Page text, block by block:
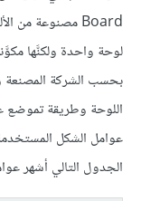
لوحة واحدة ولكنَّها
بحسب الشركة المصنعة
اللوحة وطريقة تموضع
الجدول التالي أشهر